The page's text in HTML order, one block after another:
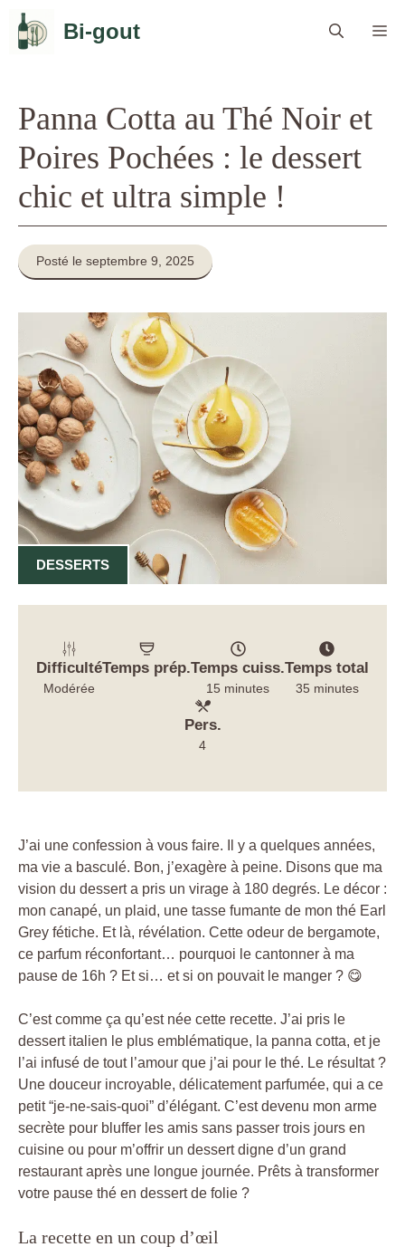
Aller
contenu
Bi-gout
Panna Cotta au Thé Noir et
Poires Pochées : le dessert
chic et ultra simple !
Posté le septembre 9, 2025
DESSERTS
Difficulté
Modérée
Temps prép.Temps cuiss.
15 minutes
Temps total
35 minutes
Pers.
4
J’ai une confession à vous faire. Il y a quelques années,
ma vie a basculé. Bon, j’exagère à peine. Disons que ma
vision du dessert a pris un virage à 180 degrés. Le décor :
mon canapé, un plaid, une tasse fumante de mon thé Earl
Grey fétiche. Et là, révélation. Cette odeur de bergamote,
ce parfum réconfortant… pourquoi le cantonner à ma
pause de 16h ? Et si… et si on pouvait le manger ? 😋
C’est comme ça qu’est née cette recette. J’ai pris le
dessert italien le plus emblématique, la panna cotta, et je
l’ai infusé de tout l’amour que j’ai pour le thé. Le résultat ?
Une douceur incroyable, délicatement parfumée, qui a ce
petit “je-ne-sais-quoi” d’élégant. C’est devenu mon arme
secrète pour bluffer les amis sans passer trois jours en
cuisine ou pour m’offrir un dessert digne d’un grand
restaurant après une longue journée. Prêts à transformer
votre pause thé en dessert de folie ?
La recette en un coup d’œil